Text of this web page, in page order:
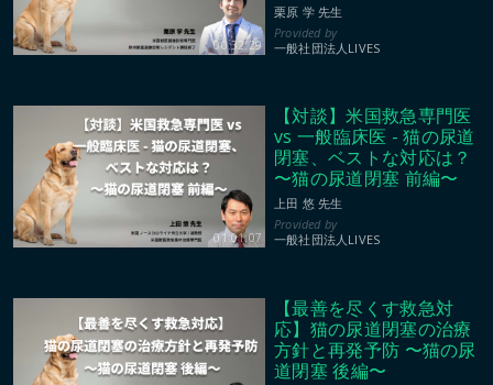
00:32:29
栗原 学 先生
一般社団法人LIVES
01:01:07
【対談】米国救急専門医
vs 一般臨床医 - 猫の尿道
閉塞、ベストな対応は？
〜猫の尿道閉塞 前編〜
上田 悠 先生
一般社団法人LIVES
【最善を尽くす救急対
応】猫の尿道閉塞の治療
方針と再発予防 〜猫の尿
道閉塞 後編〜